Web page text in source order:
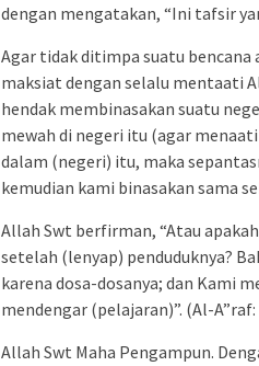
dengan mengatakan, “Ini tafsir
Agar tidak ditimpa suatu
maksiat dengan selalu mentaati
hendak membinasakan suatu
mewah di negeri itu (agar
dalam (negeri) itu, maka
kemudian kami binasakan sama
Allah Swt berfirman, “Atau
setelah (lenyap) penduduknya?
karena dosa-dosanya; dan Kami
mendengar (pelajaran)”. (Al-A”raf:
Allah Swt Maha Pengampun.